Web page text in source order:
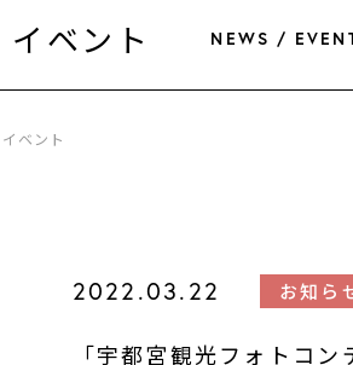
ベント NEWS /
ベント
2022.03.22 お知ら
「宇都宮観光フォトコ